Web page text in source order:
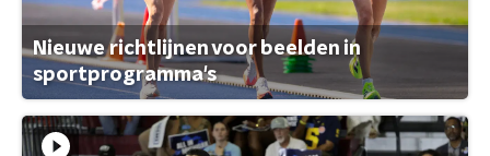
Nieuwe richtlijnen voor beelden in
sportprogramma's